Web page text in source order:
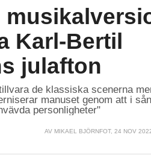
Karl-Bertil
julafton
de klassiska scenerna
manuset genom att i
personligheter"
AV MIKAEL BJÖRNFOT, 24 NOV